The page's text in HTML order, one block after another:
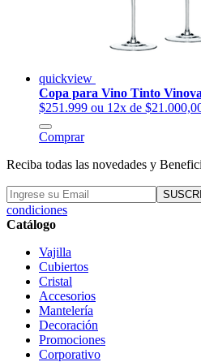
quickview
Copa para Vino Tinto
$251.999 ou 12x de
Comprar
Reciba todas las novedades y
condiciones
Catálogo
Vajilla
Cubiertos
Cristal
Accesorios
Mantelería
Decoración
Promociones
Corporativo